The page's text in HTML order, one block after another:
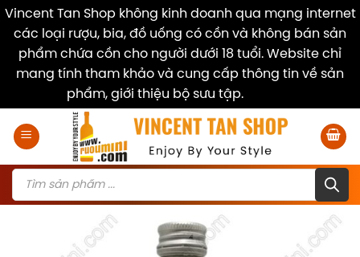
Vincent Tan Shop không kinh doanh qua mạng internet
các loại rượu, bia, đồ uống có cồn và không bán sản
phẩm chứa cồn cho người dưới 18 tuổi. Website chỉ
mang tính tham khảo và cung cấp thông tin về sản
phẩm, giới thiệu bộ sưu tập.
Products
search